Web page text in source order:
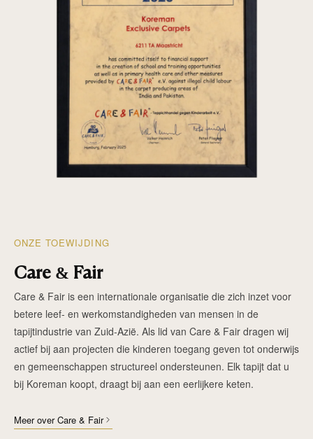
ONZE TOEWIJDING
Care & Fair
Care & Fair is een internationale organisatie die zich inzet voor
betere leef- en werkomstandigheden van mensen in de
tapijtindustrie van Zuid-Azië. Als lid van Care & Fair dragen wij
actief bij aan projecten die kinderen toegang geven tot onderwijs
en gemeenschappen structureel ondersteunen. Elk tapijt dat u
bij Koreman koopt, draagt bij aan een eerlijkere keten.
Meer over Care & Fair